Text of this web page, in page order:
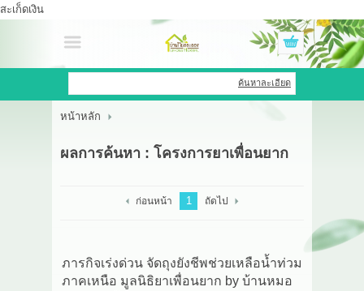
สะเก็ดเงิน
เข้าสู่ระบบ สมัครสมาชิก
สินค้าที่สนใจ
หน้าหลัก
HERBBRIGHT WELLNESS
ค้นหาละเอียด
หน้าหลัก
ผลการค้นหา : โครงการยาเพื่อนยาก
ก่อนหน้า 1 ถัดไป
ภารกิจเร่งด่วน จัดถุงยังชีพช่วยเหลือน้ำท่วม
ภาคเหนือ มูลนิธิยาเพื่อนยาก by บ้านหมอ